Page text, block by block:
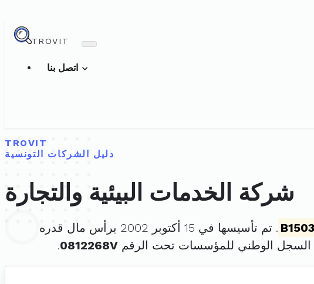
TROVIT
TROVIT
دليل الشركات التونسية
شركة الخدمات البيئية والتجارة
. تم تأسيسها في 15 أكتوبر 2002 برأس مال قدره
الوطني للمؤسسات تحت الرقم 0812268V
.